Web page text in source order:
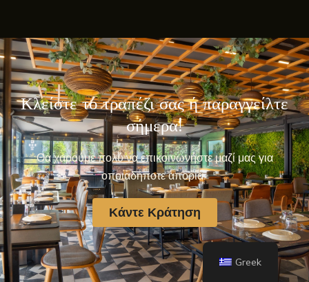
Κλείστε το τραπέζι σας ή παραγγείλτε
σήμερα!
Θα χαρούμε πολύ να επικοινωνήστε μαζί μας για
οποιαδήποτε απορία.
Κάντε Κράτηση
Greek